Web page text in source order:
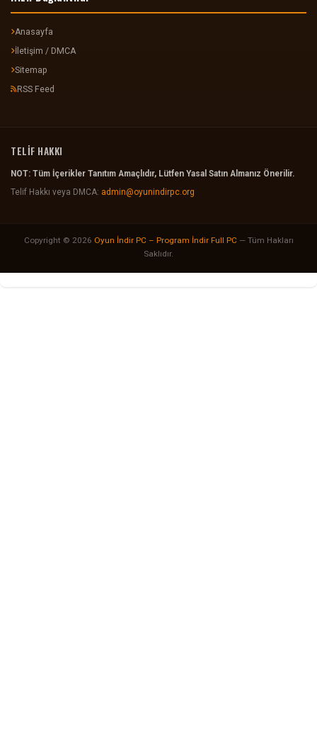
Anasayfa
İletişim / DMCA
Sitemap
RSS Feed
TELİF HAKKI
NOT: Tüm İçerikler Tanıtım Amaçlıdır, Lütfen Yasal Satın Almanız Önerilir.
Telif Hakkı veya DMCA: admin@oyunindirpc.org
Copyright © 2026 Oyun İndir PC – Program İndir Full PC — Tüm Hakları
Saklıdır.